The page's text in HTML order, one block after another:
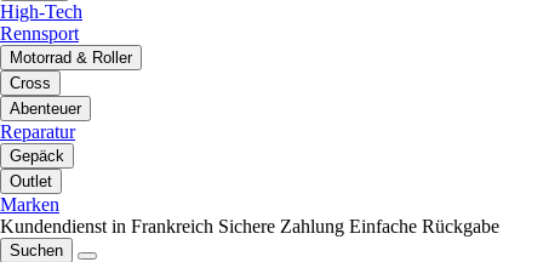
High-Tech
Rennsport
Motorrad & Roller
Cross
Abenteuer
Reparatur
Gepäck
Outlet
Marken
Kundendienst in Frankreich Sichere Zahlung Einfache Rückgabe
Suchen